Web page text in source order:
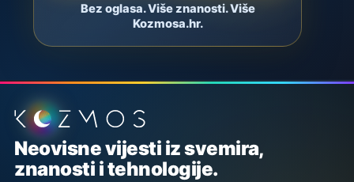
Bez oglasa. Više znanosti. Više
Kozmosa.hr.
Podnožje stranice
Neovisne vijesti iz svemira,
znanosti i tehnologije.